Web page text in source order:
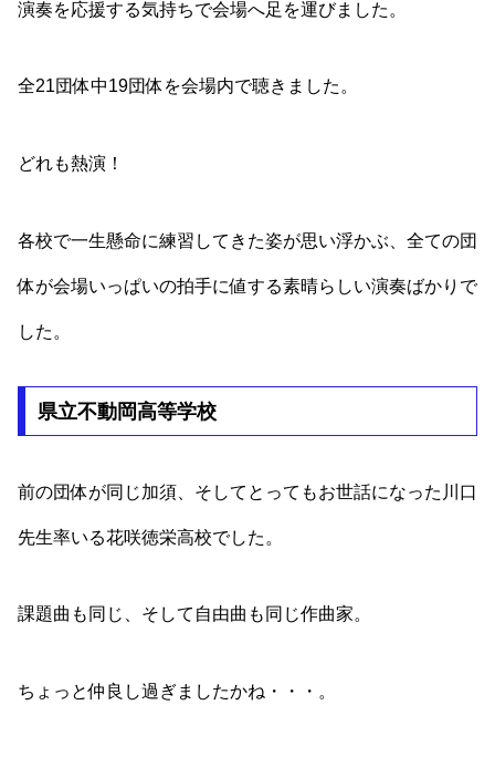
演奏を応援する気持ちで会場へ足を運びました。
全21団体中19団体を会場内で聴きました。
どれも熱演！
各校で一生懸命に練習してきた姿が思い浮かぶ、全ての団
体が会場いっぱいの拍手に値する素晴らしい演奏ばかりで
した。
県立不動岡高等学校
前の団体が同じ加須、そしてとってもお世話になった川口
先生率いる花咲徳栄高校でした。
課題曲も同じ、そして自由曲も同じ作曲家。
ちょっと仲良し過ぎましたかね・・・。